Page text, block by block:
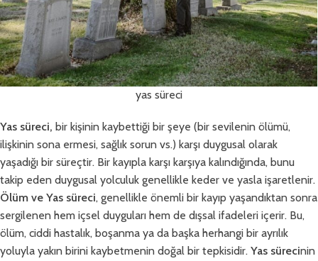
yas süreci
Yas süreci, bir kişinin kaybettiği bir şeye (bir sevilenin ölümü,
ilişkinin sona ermesi, sağlık sorun vs.) karşı duygusal olarak
yaşadığı bir süreçtir. Bir kayıpla karşı karşıya kalındığında, bunu
takip eden duygusal yolculuk genellikle keder ve yasla işaretlenir.
Ölüm ve Yas süreci, genellikle önemli bir kayıp yaşandıktan sonra
sergilenen hem içsel duyguları hem de dışsal ifadeleri içerir. Bu,
ölüm, ciddi hastalık, boşanma ya da başka herhangi bir ayrılık
yoluyla yakın birini kaybetmenin doğal bir tepkisidir. Yas sürecinin